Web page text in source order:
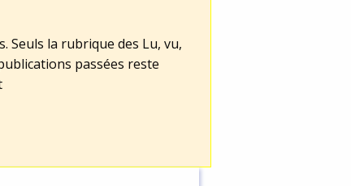
Seuls la rubrique des Lu, vu,
passées reste